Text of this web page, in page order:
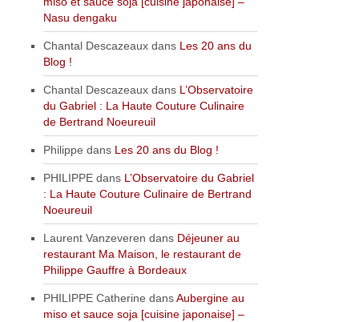
Nasu dengaku
Chantal Descazeaux dans Les 20 ans du
Blog !
Chantal Descazeaux dans L’Observatoire
du Gabriel : La Haute Couture Culinaire
de Bertrand Noeureuil
Philippe dans Les 20 ans du Blog !
PHILIPPE dans L’Observatoire du Gabriel
: La Haute Couture Culinaire de Bertrand
Noeureuil
Laurent Vanzeveren dans Déjeuner au
restaurant Ma Maison, le restaurant de
Philippe Gauffre à Bordeaux
PHILIPPE Catherine dansAubergine au
miso et sauce soja [cuisine japonaise] –